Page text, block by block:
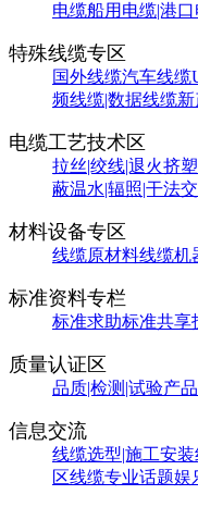
电缆船用电缆|港
特殊线缆专区
国外线缆汽车线缆
频线缆|数据线缆
电缆工艺技术区
拉丝|绞线|退火挤
蔽温水|辐照|干法
材料设备专区
线缆原材料线缆机
标准资料专栏
标准求助标准共享
质量认证区
品质|检测|试验产
信息交流
线缆选型|施工安装
区线缆专业话题娱